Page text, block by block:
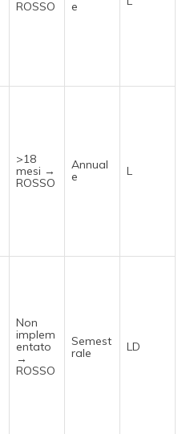
ROSSO
e
>18
mesi →
ROSSO
Annual
e
L
Non
implem
entato
→
ROSSO
Semest
rale
LD